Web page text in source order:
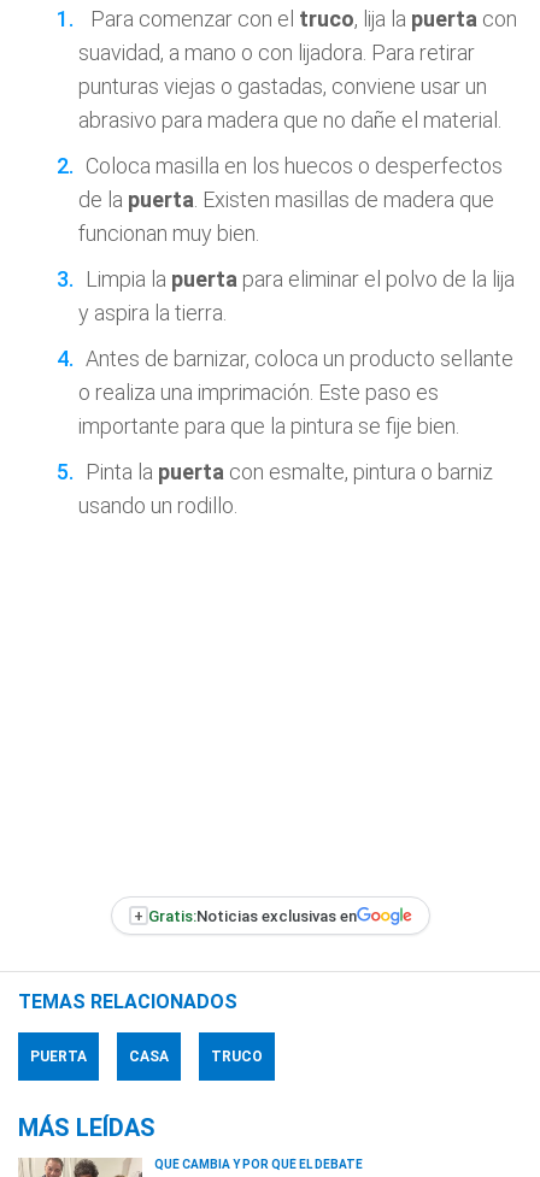
Para comenzar con el truco, lija la puerta con
suavidad, a mano o con lijadora. Para retirar
punturas viejas o gastadas, conviene usar un
abrasivo para madera que no dañe el material.
Coloca masilla en los huecos o desperfectos
de la puerta . Existen masillas de madera que
funcionan muy bien.
Limpia la puerta para eliminar el polvo de la lija
y aspira la tierra.
Antes de barnizar, coloca un producto sellante
o realiza una imprimación. Este paso es
importante para que la pintura se fije bien.
Pinta la puerta con esmalte, pintura o barniz
usando un rodillo.
+ Gratis:Noticias exclusivas en
TEMAS RELACIONADOS
PUERTA CASA TRUCO
MÁS LEÍDAS
QUÉ CAMBIA Y POR QUÉ EL DEBATE